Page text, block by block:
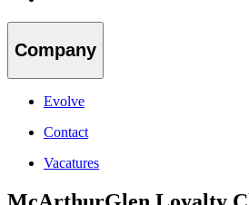
Company
Evolve
Contact
Vacatures